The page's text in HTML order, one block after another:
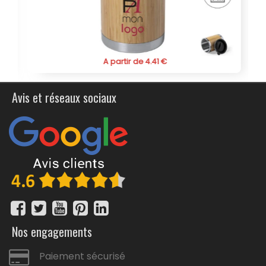
investissement durable qui saura satisfaire vos clients et
collaborateurs, tout en assurant une diffusion efficace
A partir de 4.41 €
Avis et réseaux sociaux
Nos engagements
Paiement sécurisé